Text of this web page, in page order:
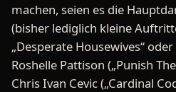
machen, seien es die
(bisher lediglich kleine
„Desperate Housewives“ oder
Roshelle Pattison („Punish
Chris Ivan Cevic („Cardinal